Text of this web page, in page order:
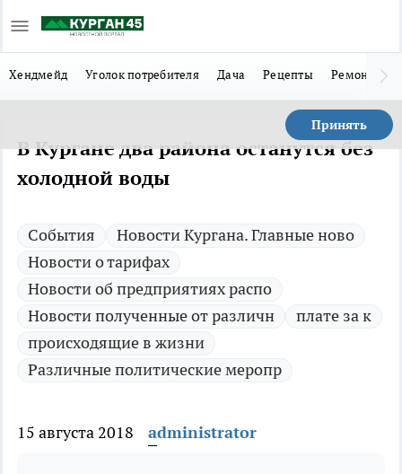
Хендмейд Уголок потребителя Дача Рецепты Ремонт
Принять
В Кургане два района останутся без
холодной воды
Cобытия
Новости Кургана. Главные ново
Новости о тарифах
Новости об предприятиях распо
Новости полученные от различн
плате за к
происходящие в жизни
Различные политические меропр
15 августа 2018 administrator